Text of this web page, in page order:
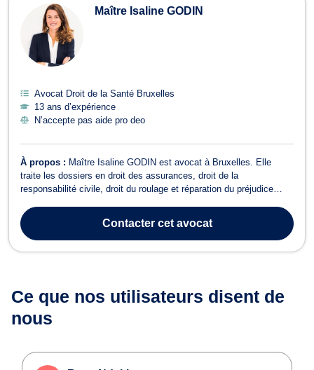
Maître Isaline GODIN
Avocat Droit de la Santé Bruxelles
13 ans d’expérience
N’accepte pas aide pro deo
À propos : Maître Isaline GODIN est avocat à Bruxelles. Elle
traite les dossiers en droit des assurances, droit de la
responsabilité civile, droit du roulage et réparation du préjudice
dossiers relatif à l'évaluation et l'indemnisation d'un dommage
corporel lors de faits préjud...
Contactercet avocat
Ce que nos utilisateurs disent de
nous